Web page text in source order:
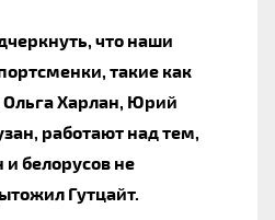
что наши
такие как
Харлан, Юрий
работают над тем,
и белорусов не
Гутцайт.